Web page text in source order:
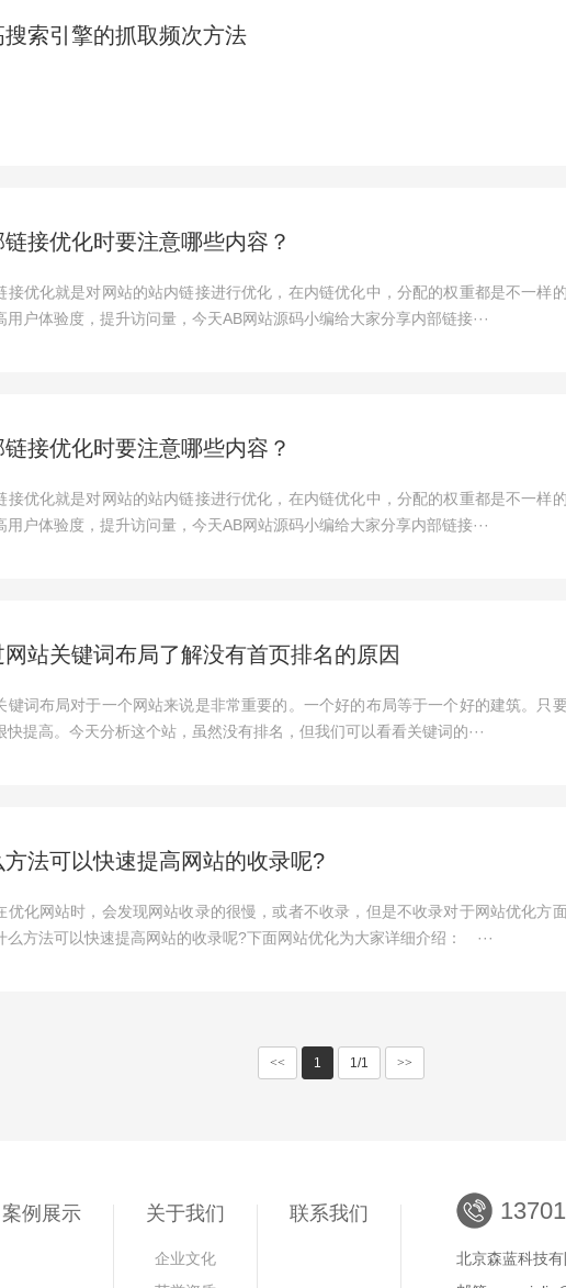
搜索引擎的抓取频次方法
链接优化时要注意哪些内容？
接优化就是对网站的站内链接进行优化，在内链优化中，分配的权重都是不一样
用户体验度，提升访问量，今天AB网站源码小编给大家分享内部链接···
链接优化时要注意哪些内容？
接优化就是对网站的站内链接进行优化，在内链优化中，分配的权重都是不一样
用户体验度，提升访问量，今天AB网站源码小编给大家分享内部链接···
网站关键词布局了解没有首页排名的原因
键词布局对于一个网站来说是非常重要的。一个好的布局等于一个好的建筑。只
快提高。今天分析这个站，虽然没有排名，但我们可以看看关键词的···
方法可以快速提高网站的收录呢?
优化网站时，会发现网站收录的很慢，或者不收录，但是不收录对于网站优化方
么方法可以快速提高网站的收录呢?下面网站优化为大家详细介绍： ···
<< 1 1/1 >>
案例展示 关于我们
企业文化
联系我们
北京森蓝科技有